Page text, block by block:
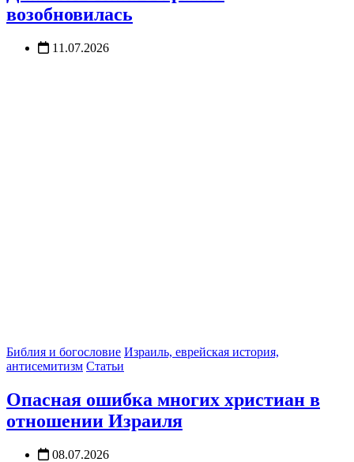
возобновилась
11.07.2026
Библия и богословие Израиль, еврейская история,
антисемитизм Статьи
Опасная ошибка многих христиан в
отношении Израиля
08.07.2026